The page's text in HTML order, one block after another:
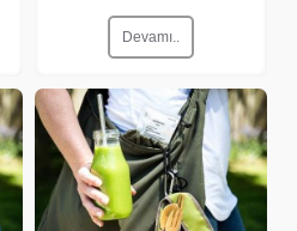
Devamı..